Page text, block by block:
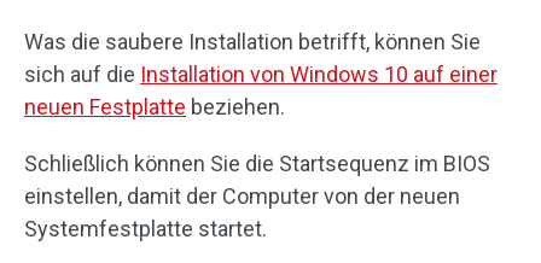
Was die saubere Installation betrifft, können Sie
sich auf die Installation von Windows 10 auf einer
neuen Festplatte beziehen.
Schließlich können Sie die Startsequenz im BIOS
einstellen, damit der Computer von der neuen
Systemfestplatte startet.